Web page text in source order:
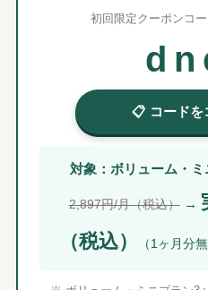
初回限定クーポンコー
📋 コードを
対象：ボリューム・ミ
2,897円/月（税込）→
（税込）
（1ヶ月分